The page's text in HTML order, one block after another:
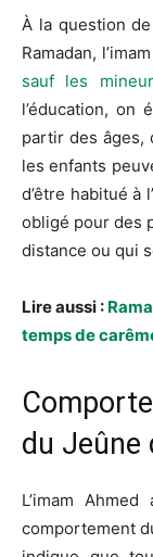
À la question
Ramadan,
sauf les
l’éducation, on
partir des âges,
les enfants
d’être habitué à
obligé pour des
distance ou qui
Lire aussi :
temps de
du Jeûne
L’imam
comportement